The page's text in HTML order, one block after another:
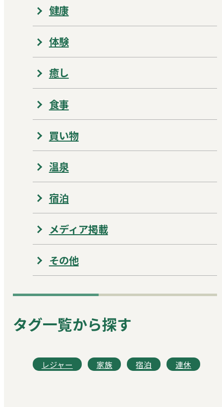
健康
体験
癒し
食事
買い物
温泉
宿泊
メディア掲載
その他
タグ一覧から探す
レジャー 家族 宿泊 連休